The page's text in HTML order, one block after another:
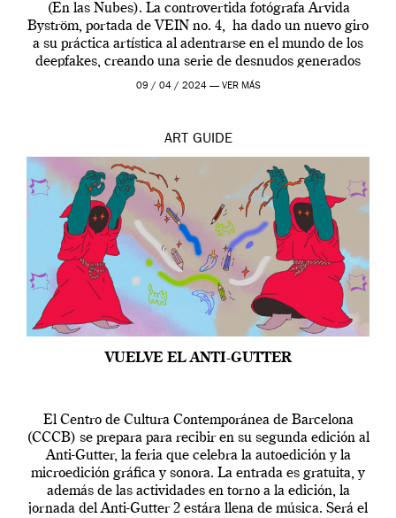
(En las Nubes). La controvertida fotógrafa Arvida
Byström, portada de VEIN no. 4, ha dado un nuevo giro
a su práctica artística al adentrarse en el mundo de los
deepfakes, creando una serie de desnudos generados
por […]
09 / 04 / 2024 — VER MÁS
ART GUIDE
VUELVE EL ANTI-GUTTER
El Centro de Cultura Contemporánea de Barcelona
(CCCB) se prepara para recibir en su segunda edición al
Anti-Gutter, la feria que celebra la autoedición y la
microedición gráfica y sonora. La entrada es gratuita, y
además de las actividades en torno a la edición, la
jornada del Anti-Gutter 2 estára llena de música. Será el